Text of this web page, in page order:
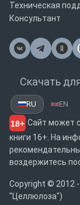
Техническая
Консультант
Скачать
RU EN
18+ Сайт может
книги 16+. На
воздержитесь
Copyright © 2012
"Целлюлоза")